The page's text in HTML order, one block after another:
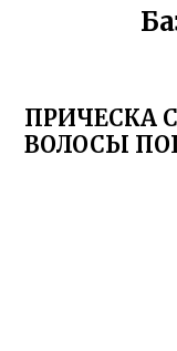
ПРИЧЕСКА
ВОЛОСЫ